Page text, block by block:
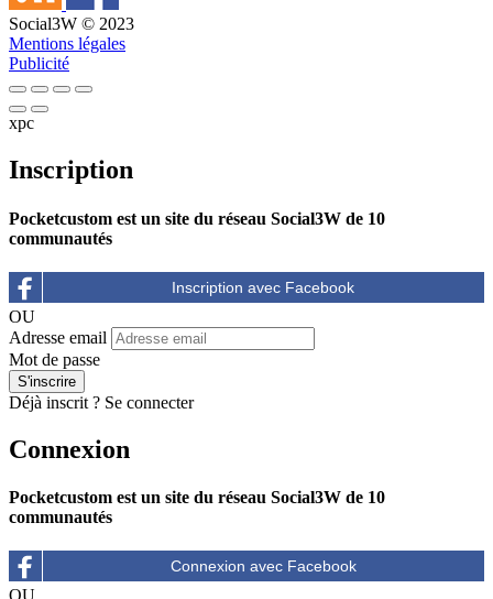
Social3W © 2023
Mentions légales
Publicité
xpc
Inscription
Pocketcustom est un site du réseau Social3W de 10
communautés
OU
Adresse email
Mot de passe
Déjà inscrit ? Se connecter
Connexion
Pocketcustom est un site du réseau Social3W de 10
communautés